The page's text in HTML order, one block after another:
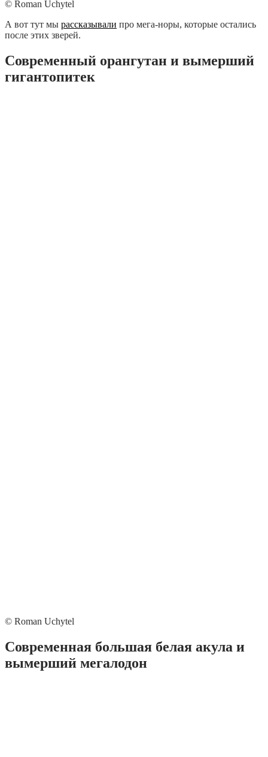
© Roman Uchytel
А вот тут мы рассказывали про мега-норы, которые остались
после этих зверей.
Современный орангутан и вымерший
гигантопитек
© Roman Uchytel
Современная большая белая акула и
вымерший мегалодон